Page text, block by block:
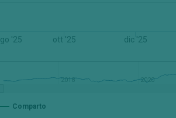
Comparto
'25 ott '25 dic '25
2018 2020